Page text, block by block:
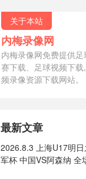
关于本站
内梅录像网
内梅录像网免费提供
赛下载、足球视频下
频录像资源下载网站。
最新文章
2026.8.3 上海U17明
军杯 中国VS阿森纳 全